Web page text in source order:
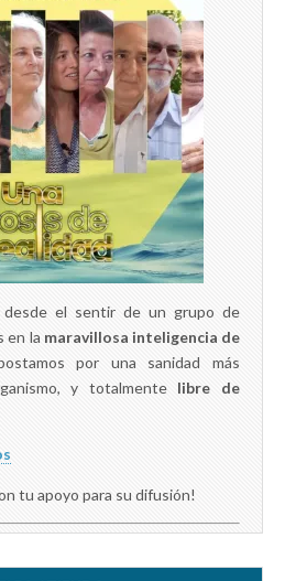
desde el sentir de un grupo de
en la maravillosa inteligencia de
por una sanidad más
y totalmente libre de
tu apoyo para su difusión!